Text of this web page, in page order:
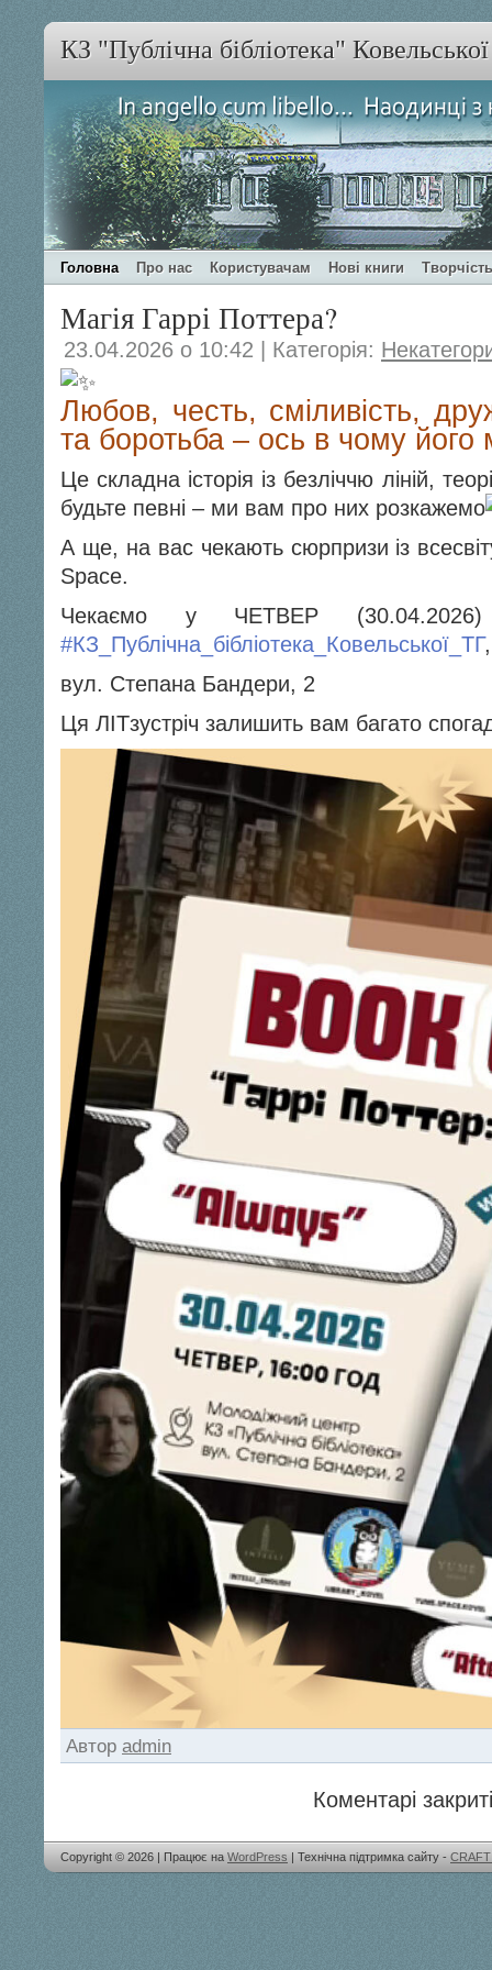
КЗ "Публічна бібліотека"
Головна Про нас Користувачам Нові книги
Магія Гаррі Поттера?
23.04.2026 о 10:42 | Категорія:
Любов, честь, сміливість,
та боротьба – ось в чому його
Це складна історія із безліччю ліній,
будьте певні – ми вам про них розкажемо
А ще, на вас чекають сюрпризи із
Space.
Чекаємо у ЧЕТВЕР
#КЗ_Публічна_бібліотека_Ковельської_ТГ,
вул. Степана Бандери, 2
Ця ЛІTзустріч залишить вам багато
Автор admin
Коментарі
Copyright © 2026 | Працює на WordPress | Технічна підтримка сайту -